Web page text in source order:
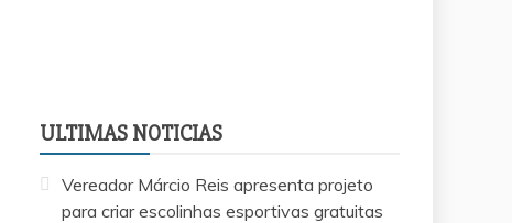
ULTIMAS NOTICIAS
Vereador Márcio Reis apresenta projeto
para criar escolinhas esportivas gratuitas